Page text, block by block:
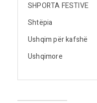
SHPORTA FESTIVE
Shtëpia
Ushqim për kafshë
Ushqimore